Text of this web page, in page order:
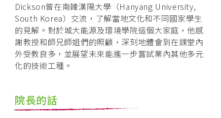
Dickson曾在南韓漢陽大學（Hanyang University,
South Korea）交流，了解當地文化和不同國家學生
的見解。對於城大能源及環境學院這個大家庭，他感
謝教授和師兄師姐們的照顧，深刻地體會到在課堂內
外受教良多，並展望未來能進一步嘗試業內其他多元
化的技術工種。
院長的話